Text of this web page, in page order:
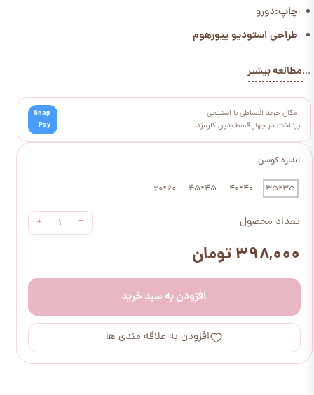
اندازه کوسن
35*35
40*40
45*45
60*60
تعداد محصول −
+
۳۹۸,۰۰۰ تومان
افزودن به سبد خرید
افزودن به علاقه مندی ها
چاپ:دورو
طراحی استودیو پیورهوم
...مطالعه بیشتر
امکان خرید اقساطی با اسنپ‌پی
پرداخت در چهار قسط بدون کارمزد
Snap
Pay